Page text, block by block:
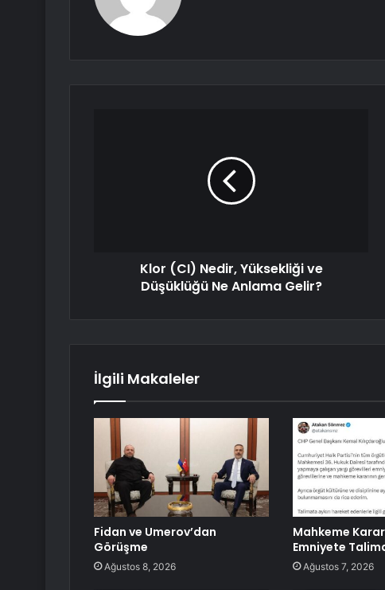
Klor (CI) Nedir, Yüksekliği ve
Düşüklüğü Ne Anlama Gelir?
İlgili Makaleler
Fidan ve Umerov’dan
Görüşme
Ağustos 8, 2026
Mahkeme
Emniyete
Ağustos 7, 2026